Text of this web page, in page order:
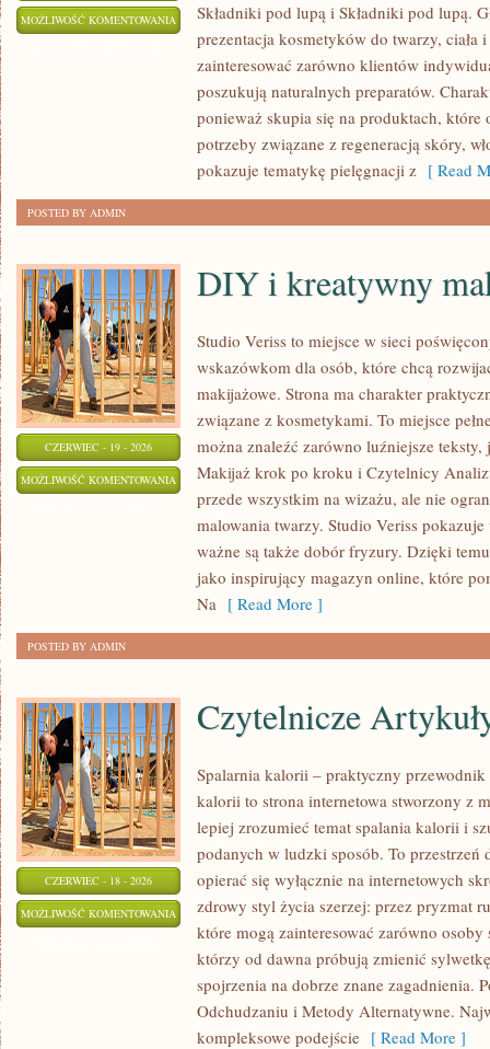
MOŻLIWOŚĆ KOMENTOWANIA KOSMETYKI
Składniki pod lupą i Składniki pod lupą.
prezentacja kosmetyków do twarzy, ciała
zainteresować zarówno klientów
poszukują naturalnych preparatów.
ponieważ skupia się na produktach, które
potrzeby związane z regeneracją skóry,
pokazuje tematykę pielęgnacji z [ Read
POSTED BY ADMIN
CZERWIEC - 19 - 2026
MOŻLIWOŚĆ KOMENTOWANIA
KREATYWNY
MAKIJAŻ
DIY i kreatywny
Studio Veriss to miejsce w sieci
wskazówkom dla osób, które chcą
makijażowe. Strona ma charakter
związane z kosmetykami. To miejsce
można znaleźć zarówno luźniejsze
Makijaż krok po kroku i Czytelnicy
przede wszystkim na wizażu, ale nie
malowania twarzy. Studio Veriss
ważne są także dobór fryzury. Dzięki
jako inspirujący magazyn online, które
Na [ Read More ]
POSTED BY ADMIN
CZERWIEC - 18 - 2026
MOŻLIWOŚĆ KOMENTOWANIA CZYTELNICZE
ARTYKUŁY
Czytelnicze
Spalarnia kalorii – praktyczny
kalorii to strona internetowa stworzony z
lepiej zrozumieć temat spalania kalorii i
podanych w ludzki sposób. To
opierać się wyłącznie na internetowych
zdrowy styl życia szerzej: przez pryzmat
które mogą zainteresować zarówno
którzy od dawna próbują zmienić
spojrzenia na dobrze znane zagadnienia.
Odchudzaniu i Metody Alternatywne.
kompleksowe podejście [ Read More ]